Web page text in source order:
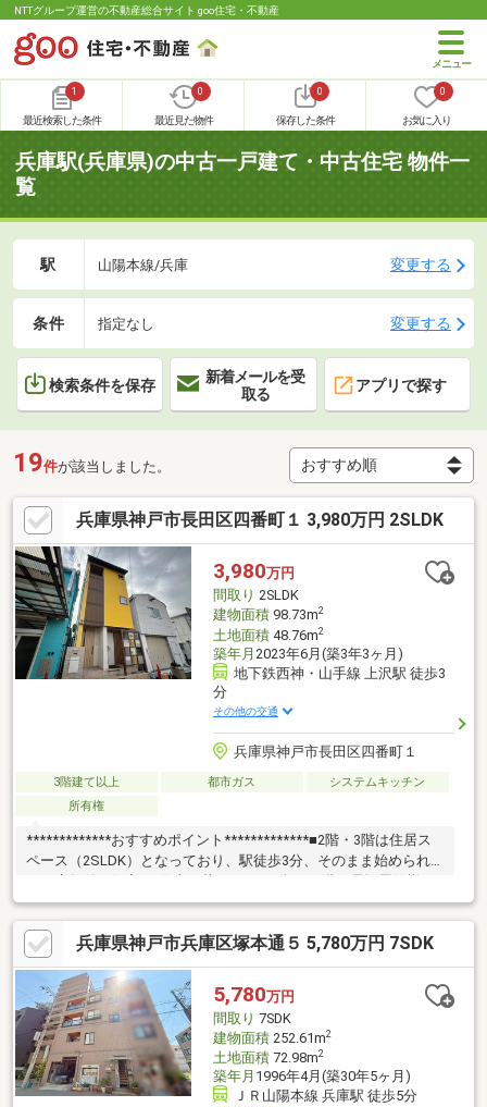
NTTグループ運営の不動産総合サイト goo住宅・不動産
1
最近検索した条件
0
最近見た物件
0
保存した条件
0
お気に入り
兵庫駅(兵庫県)の中古一戸建て・中古住宅 物件一
覧
駅 山陽本線/兵庫 変更する
条件 指定なし 変更する
検索条件を保存
新着メールを受
取る
アプリで探す
19件が該当しました。
兵庫県神戸市長田区四番町１ 3,980万円 2SLDK
3,980万円
間取り 2SLDK
建物面積98.73m2
土地面積48.76m2
築年月 2023年6月(築3年3ヶ月)
地下鉄西神・山手線 上沢駅 徒歩3
分
その他の交通
兵庫県神戸市長田区四番町１
3階建て以上 都市ガス
システムキッチン
所有権
*************おすすめポイント*************■2階・3階は住居ス
ペース（2SLDK）となっており、駅徒歩3分、そのまま始められ
店舗空間（厨房・個室・カウンター席）を備え、設備が整ってお
り、そのまま飲食店として活用可能。
兵庫県神戸市兵庫区塚本通５ 5,780万円 7SDK
5,780万円
間取り 7SDK
建物面積252.61m2
土地面積72.98m2
築年月 1996年4月(築30年5ヶ月)
ＪＲ山陽本線 兵庫駅 徒歩5分